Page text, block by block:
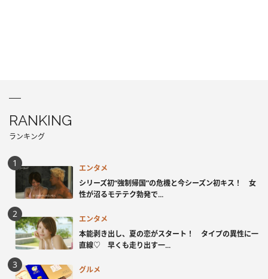
RANKING
ランキング
エンタメ
シリーズ初“強制帰国”の危機と今シーズン初キス！ 女
性が沼るモテテク勃発で...
エンタメ
本能剥き出し、夏の恋がスタート！ タイプの異性に一
直線♡ 早くも走り出す一...
グルメ